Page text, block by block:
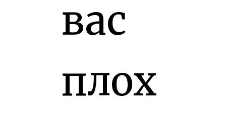
вас
плох